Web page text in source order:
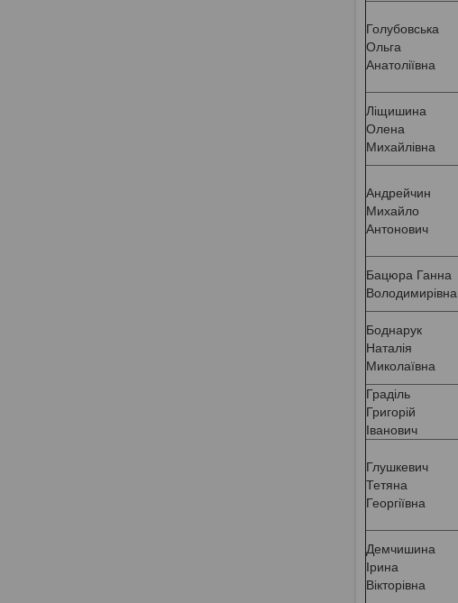
Голубовська
Ольга
Анатоліївна
Ліщишина
Олена
Михайлівна
Андрейчин
Михайло
Антонович
Бацюра Ганна
Володимирівна
Боднарук
Наталія
Миколаївна
Граділь
Григорій
Іванович
Глушкевич
Тетяна
Георгіївна
Демчишина
Ірина
Вікторівна